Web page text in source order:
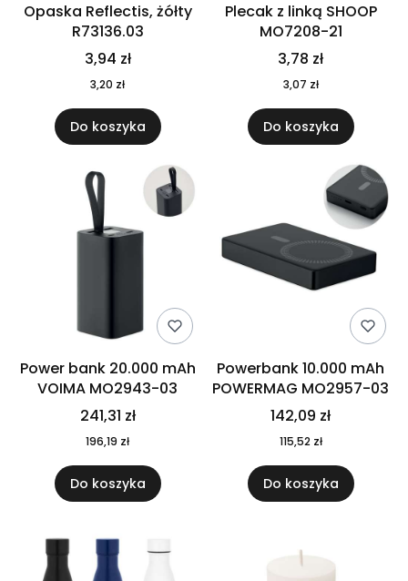
Opaska Reflectis, żółty
R73136.03
3,94 zł
3,20 zł
Do koszyka
Plecak z linką SHOOP
MO7208-21
3,78 zł
3,07 zł
Do koszyka
Power bank 20.000 mAh
VOIMA MO2943-03
241,31 zł
196,19 zł
Do koszyka
Powerbank 10.000 mAh
POWERMAG MO2957-03
142,09 zł
115,52 zł
Do koszyka